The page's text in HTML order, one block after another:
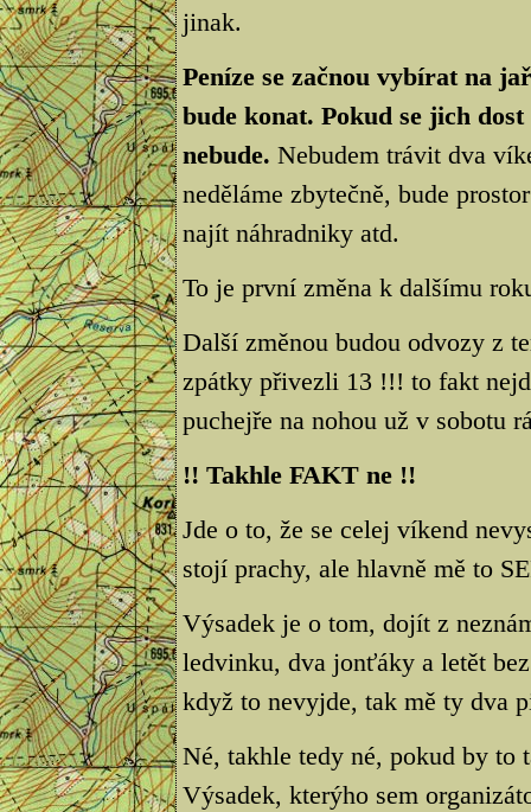
jinak.
Peníze se začnou vybírat na
bude konat. Pokud se jich
nebude. Nebudem trávit dva
neděláme zbytečně, bude
najít náhradniky atd.
To je první změna k dalšímu
Další změnou budou odvozy z
zpátky přivezli 13 !!! to fakt
puchejře na nohou už v sobotu
!! Takhle FAKT ne !!
Jde o to, že se celej víkend
stojí prachy, ale hlavně mě to
Výsadek je o tom, dojít z
ledvinku, dva jonťáky a letět
když to nevyjde, tak mě ty dva
Né, takhle tedy né, pokud by to
Výsadek, kterýho sem